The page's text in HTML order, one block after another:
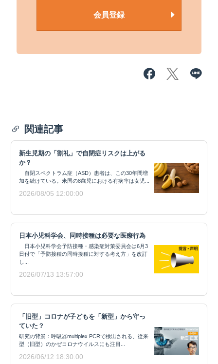
会員登録
関連記事
新生児期の「割礼」で自閉症リスクは上がる
か？
自閉スペクトラム症（ASD）患者は、この30年間増
加を続けている。米国の8歳児における有病率は女児...
2026/08/05 12:00:00
日本小児科学会、同時接種は必要な医療行為
日本小児科学会予防接種・感染症対策委員会は6月3
日付で「予防接種の同時接種に対する考え方」を改訂
し...
2026/07/13 13:57:00
「旧型」コロナが子どもを「新型」から守っ
ていた？
研究の背景：呼吸器multiplex PCRで検出される、従来
型（旧型）のかぜコロナウイルスにも注目...
2026/06/12 18:30:00